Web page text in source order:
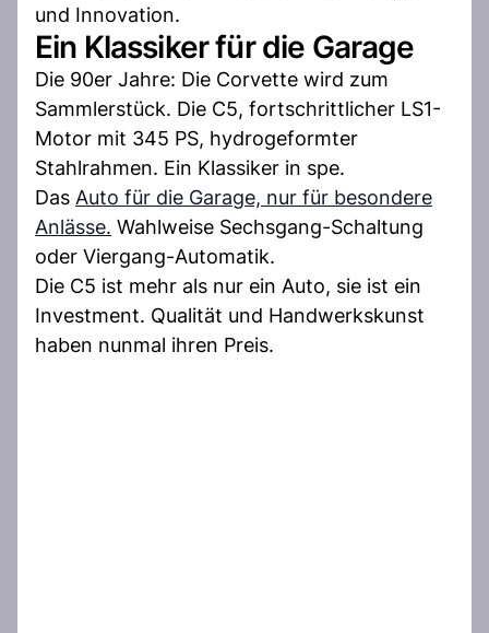
und Innovation.
Ein Klassiker für die Garage
Die 90er Jahre: Die Corvette wird zum
Sammlerstück. Die C5, fortschrittlicher LS1-
Motor mit 345 PS, hydrogeformter
Stahlrahmen. Ein Klassiker in spe.
Das Auto für die Garage, nur für besondere
Anlässe. Wahlweise Sechsgang-Schaltung
oder Viergang-Automatik.
Die C5 ist mehr als nur ein Auto, sie ist ein
Investment. Qualität und Handwerkskunst
haben nunmal ihren Preis.